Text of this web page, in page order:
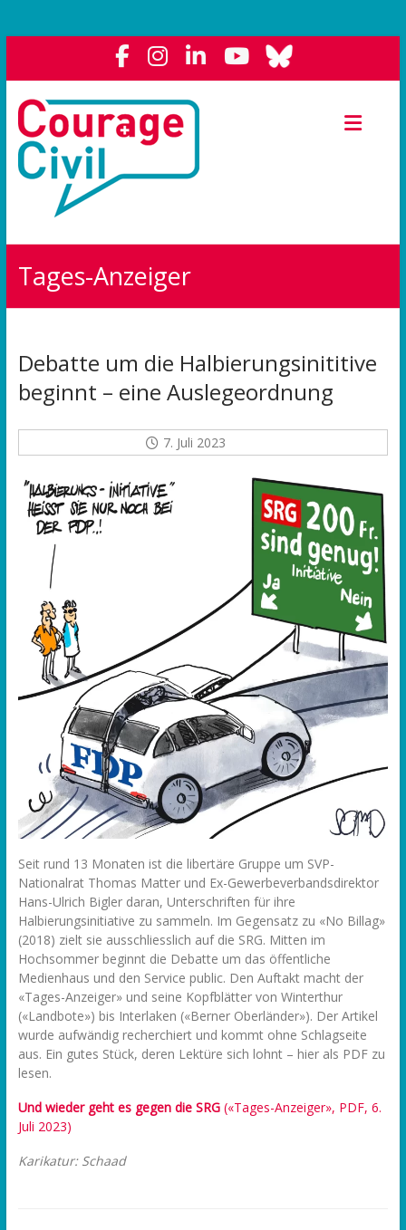
Courage
Civil
Weil
Demokratie
stärkt.
Tages-Anzeiger
Debatte um die Halbierungsinititive
beginnt – eine Auslegeordnung
7. Juli 2023
Seit rund 13 Monaten ist die libertäre Gruppe um SVP-
Nationalrat Thomas Matter und Ex-Gewerbeverbandsdirektor
Hans-Ulrich Bigler daran, Unterschriften für ihre
Halbierungsinitiative zu sammeln. Im Gegensatz zu «No Billag»
(2018) zielt sie ausschliesslich auf die SRG. Mitten im
Hochsommer beginnt die Debatte um das öffentliche
Medienhaus und den Service public. Den Auftakt macht der
«Tages-Anzeiger» und seine Kopfblätter von Winterthur
(«Landbote») bis Interlaken («Berner Oberländer»). Der Artikel
wurde aufwändig recherchiert und kommt ohne Schlagseite
aus. Ein gutes Stück, deren Lektüre sich lohnt – hier als PDF zu
lesen.
Und wieder geht es gegen die SRG(«Tages-Anzeiger», PDF, 6.
Juli 2023)
Karikatur: Schaad